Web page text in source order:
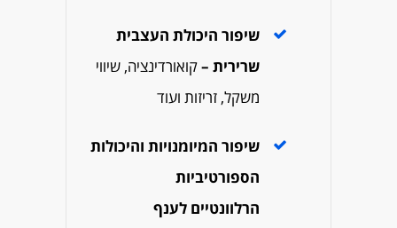
שיפור היכולת העצבית
שרירית –קואורדינציה, שיווי
משקל, זריזות ועוד
שיפור המיומנויות והיכולות
הספורטיביות
הרלוונטיים לענף